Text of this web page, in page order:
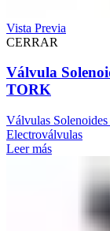
Vista Previa
CERRAR
Válvula
TORK
Válvulas
Electroválvulas
Leer más